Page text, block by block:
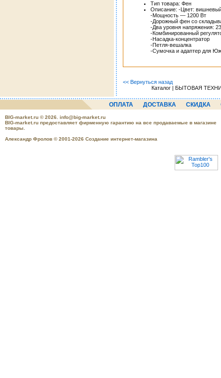
Тип товара: Фен
Описание: -Цвет:
-Мощность — 1200 Вт
-Дорожный фен со
-Два уровня напряжения:
-Комбинированный
-Насадка-концентратор
-Петля-вешалка
-Сумочка и адаптер для
<< Вернуться назад
Каталог | БЫТОВАЯ
ОПЛАТА ДОСТАВКА СКИДКА
BIG-market.ru © 2026. info@big-market.ru
BIG-market.ru предоставляет фирменную гарантию на все продаваемые в магазине
товары.
Александр Фролов © 2001-2026 Создание интернет-магазина